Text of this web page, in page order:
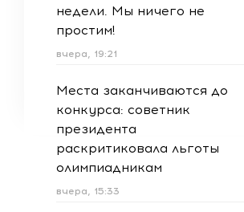
недели. Мы ничего не
простим!
вчера, 19:21
Места заканчиваются до
конкурса: советник
президента
раскритиковала льготы
олимпиадникам
вчера, 15:33